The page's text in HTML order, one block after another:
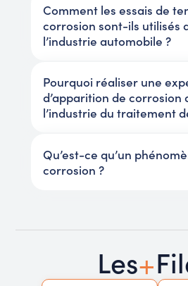
Comment les essais de
corrosion sont-ils utilisés
l’industrie automobile ?
Pourquoi réaliser une
d’apparition de corrosion
l’industrie du traitement
Qu’est-ce qu’un
corrosion ?
Les+